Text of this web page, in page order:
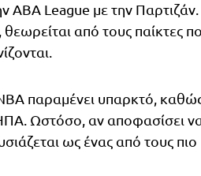
ABA League με την
από τους παίκτες
παραμένει υπαρκτό,
Ωστόσο, αν αποφασίσει
ως ένας από τους πιο